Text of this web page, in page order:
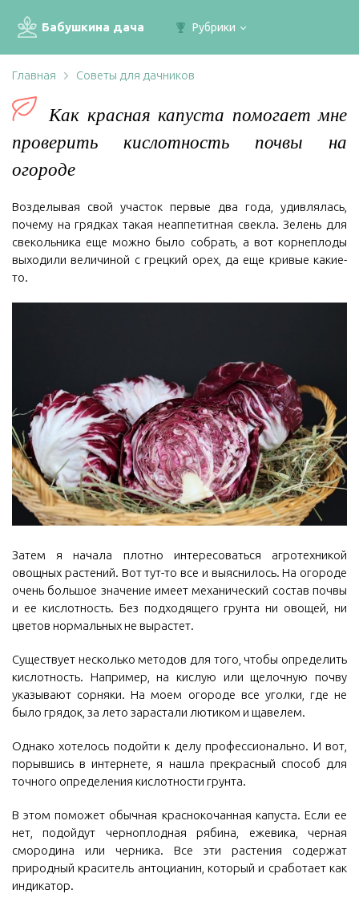
Бабушкина дача Рубрики
Главная Советы для дачников
Как красная капуста помогает мне
проверить кислотность почвы на
огороде
Возделывая свой участок первые два года, удивлялась,
почему на грядках такая неаппетитная свекла. Зелень для
свекольника еще можно было собрать, а вот корнеплоды
выходили величиной с грецкий орех, да еще кривые какие-
то.
Затем я начала плотно интересоваться агротехникой
овощных растений. Вот тут-то все и выяснилось. На огороде
очень большое значение имеет механический состав почвы
и ее кислотность. Без подходящего грунта ни овощей, ни
цветов нормальных не вырастет.
Существует несколько методов для того, чтобы определить
кислотность. Например, на кислую или щелочную почву
указывают сорняки. На моем огороде все уголки, где не
было грядок, за лето зарастали лютиком и щавелем.
Однако хотелось подойти к делу профессионально. И вот,
порывшись в интернете, я нашла прекрасный способ для
точного определения кислотности грунта.
В этом поможет обычная краснокочанная капуста. Если ее
нет, подойдут черноплодная рябина, ежевика, черная
смородина или черника. Все эти растения содержат
природный краситель антоцианин, который и сработает как
индикатор.